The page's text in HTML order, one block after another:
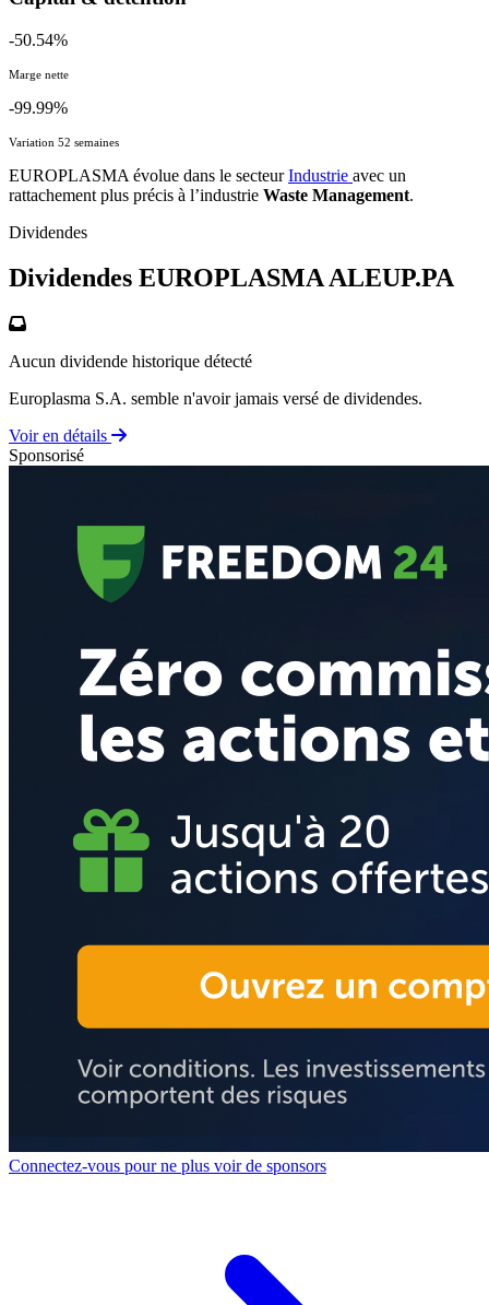
-50.54%
Marge nette
-99.99%
Variation 52 semaines
EUROPLASMA évolue dans le secteurIndustrie avec un
rattachement plus précis à l’industrie Waste Management.
Dividendes
Dividendes EUROPLASMAALEUP.PA
Aucun dividende historique détecté
Europlasma S.A. semble n'avoir jamais versé de dividendes.
Voir en détails
Sponsorisé
Connectez-vous pour ne plus voir de sponsors